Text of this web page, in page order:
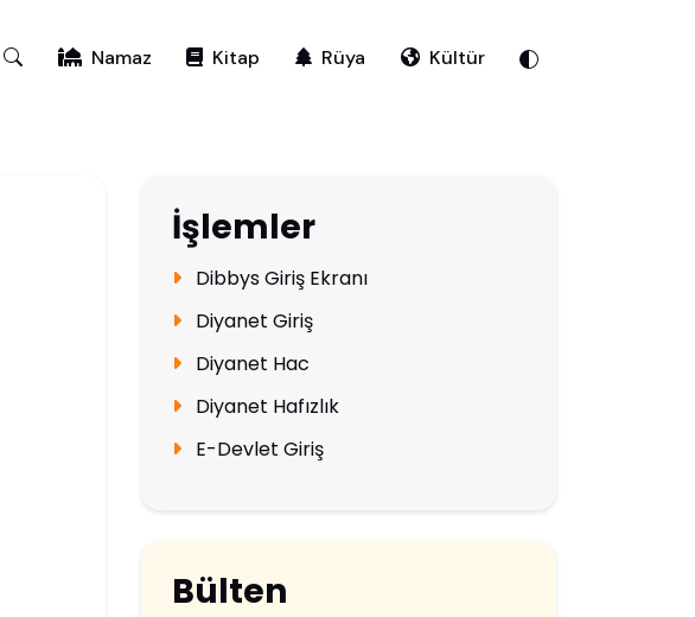
Namaz Kitap Rüya Kültür
İşlemler
Dibbys Giriş Ekranı
Diyanet Giriş
Diyanet Hac
Diyanet Hafızlık
E-Devlet Giriş
Bülten